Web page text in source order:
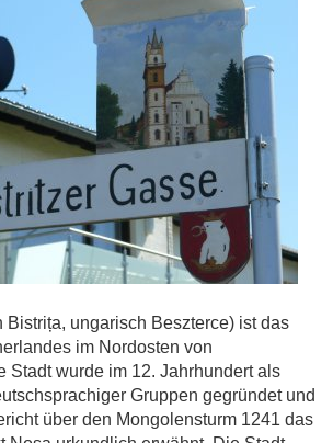
Bistrița, ungarisch Beszterce) ist das
im Nordosten von
Stadt wurde im 12. Jahrhundert als
Gruppen gegründet und
über den Mongolensturm 1241 das